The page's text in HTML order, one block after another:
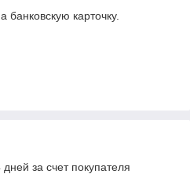
банковскую карточку.
за счет покупателя